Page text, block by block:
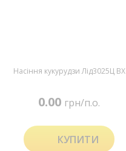
Насіння кукурудзи Лід3025Ц ВХ
0.00 грн/п.о.
КУПИТИ